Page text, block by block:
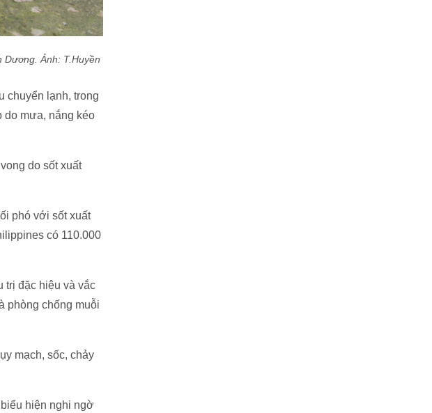
Dương. Ảnh: T.Huyền
chuyển lạnh, trong
do mưa, nắng kéo
do sốt xuất
phó với sốt xuất
có 110.000
trị đặc hiệu và vắc
phòng chống muỗi
mạch, sốc, chảy
hiện nghi ngờ